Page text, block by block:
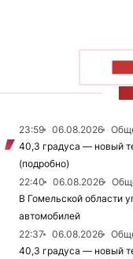
23:59 06.08.2026
40,3 градуса — новый
(подробно)
22:40
06.08.2026
В Гомельской области
автомобилей
22:37
06.08.2026
40,3 градуса — новый